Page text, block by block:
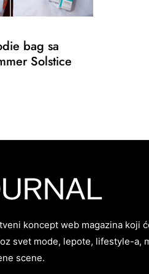
bag sa
Solstice
koncept web magazina koji
svet mode, lepote, lifestyle-a,
scene.